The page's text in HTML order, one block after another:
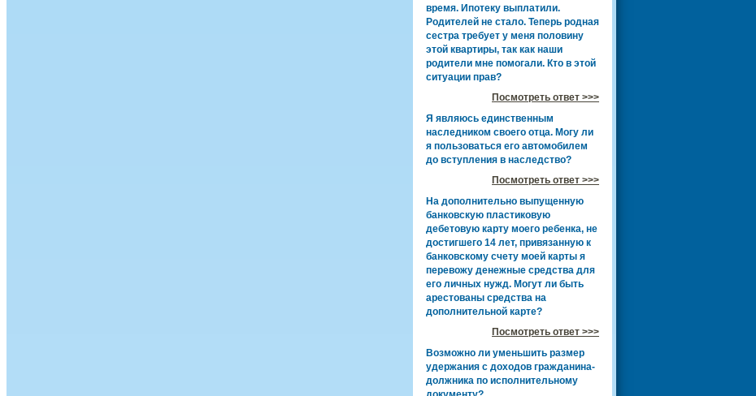
время. Ипотеку выплатили.
Родителей не стало. Теперь родная
сестра требует у меня половину
этой квартиры, так как наши
родители мне помогали. Кто в этой
ситуации прав?
Посмотреть ответ >>>
Я являюсь единственным
наследником своего отца. Могу ли
я пользоваться его автомобилем
до вступления в наследство?
Посмотреть ответ >>>
На дополнительно выпущенную
банковскую пластиковую
дебетовую карту моего ребенка, не
достигшего 14 лет, привязанную к
банковскому счету моей карты я
перевожу денежные средства для
его личных нужд. Могут ли быть
арестованы средства на
дополнительной карте?
Посмотреть ответ >>>
Возможно ли уменьшить размер
удержания с доходов гражданина-
должника по исполнительному